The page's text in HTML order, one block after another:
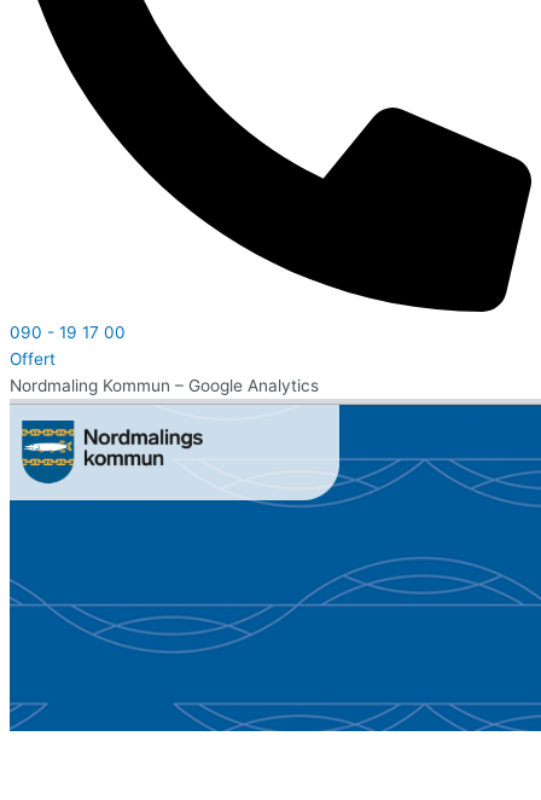
090 - 19 17 00
Offert
Nordmaling Kommun – Google Analytics